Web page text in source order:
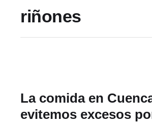
riñones
La comida en
evitemos excesos